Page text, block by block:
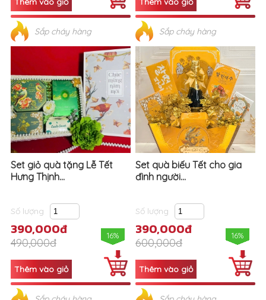
Sắp cháy hàng Sắp cháy hàng
Set giỏ quà tặng Lễ Tết
Hưng Thịnh...
Số lượng
390,000đ
490,000đ
16%
Set quà biếu Tết cho gia
đình người...
Số lượng
390,000đ
600,000đ
16%